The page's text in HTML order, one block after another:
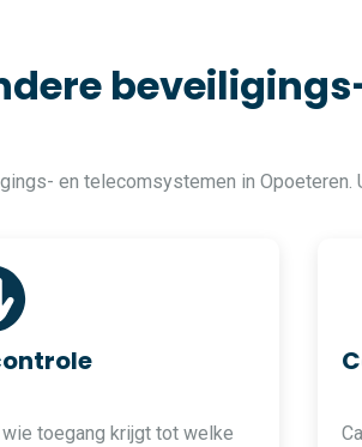
en telecomsystemen in Opoeteren.
toegang krijgt tot welke